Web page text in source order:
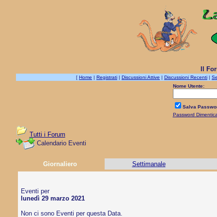
Il
[ Home | Registrati | Discussioni Attive | Discussioni Recenti |
Nome Utente:
Salva
Password
Tutti i Forum
Calendario Eventi
Giornaliero Settimanale
Eventi per
lunedì 29 marzo 2021
Non ci sono Eventi per questa Data.